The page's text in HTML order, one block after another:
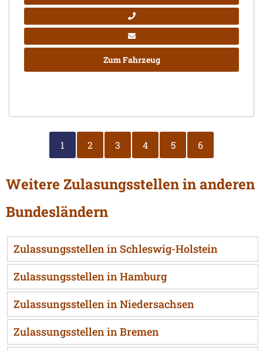
Zum Fahrzeug
1 2 3 4 5 6
Weitere Zulasungsstellen in anderen
Bundesländern
Zulassungsstellen in Schleswig-Holstein
Zulassungsstellen in Hamburg
Zulassungsstellen in Niedersachsen
Zulassungsstellen in Bremen